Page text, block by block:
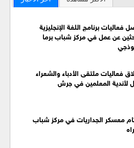
فعاليات برنامج اللغة الإنجليزية
عن عمل في مركز شباب برما
فعاليات ملتقى الأدباء والشعراء
لأندية المعلمين في جرش
معسكر الجداريات في مركز شباب